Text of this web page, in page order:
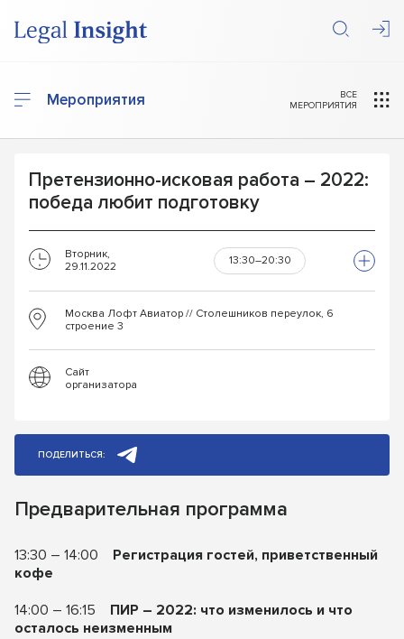
Мероприятия
ВСЕ
МЕРОПРИЯТИЯ
Претензионно-исковая работа – 2022:
победа любит подготовку
Вторник,
29.11.2022
13:30–20:30
Москва Лофт Авиатор // Столешников переулок, 6
строение 3
Сайт
организатора
ПОДЕЛИТЬСЯ:
Предварительная программа
13:30 – 14:00 Регистрация гостей, приветственный
кофе
14:00 – 16:15 ПИР – 2022: что изменилось и что
осталось неизменным